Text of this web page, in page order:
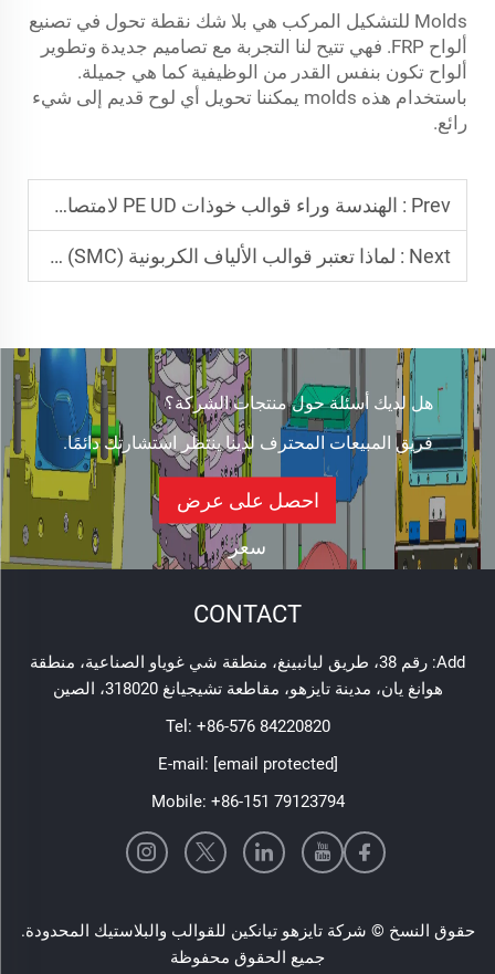
Molds للتشكيل المركب هي بلا شك نقطة تحول في تصنيع
ألواح FRP. فهي تتيح لنا التجربة مع تصاميم جديدة وتطوير
ألواح تكون بنفس القدر من الوظيفية كما هي جميلة.
باستخدام هذه molds يمكننا تحويل أي لوح قديم إلى شيء
رائع.
Prev : الهندسة وراء قوالب خوذات PE UD لامتصاص التأثير الشديد
Next : لماذا تعتبر قوالب الألياف الكربونية (SMC) مثالية للتطبيقات عالية الأداء؟
هل لديك أسئلة حول منتجات الشركة؟
فريق المبيعات المحترف لدينا ينتظر استشارتك دائمًا.
احصل على عرض
سعر
CONTACT
Add: رقم 38، طريق ليانبينغ، منطقة شي غوياو الصناعية، منطقة
هوانغ يان، مدينة تايزهو، مقاطعة تشيجيانغ 318020، الصين
Tel: +86-576 84220820
E-mail: [email protected]
Mobile: +86-151 79123794
حقوق النسخ © شركة تايزهو تيانكين للقوالب والبلاستيك المحدودة.
جميع الحقوق محفوظة